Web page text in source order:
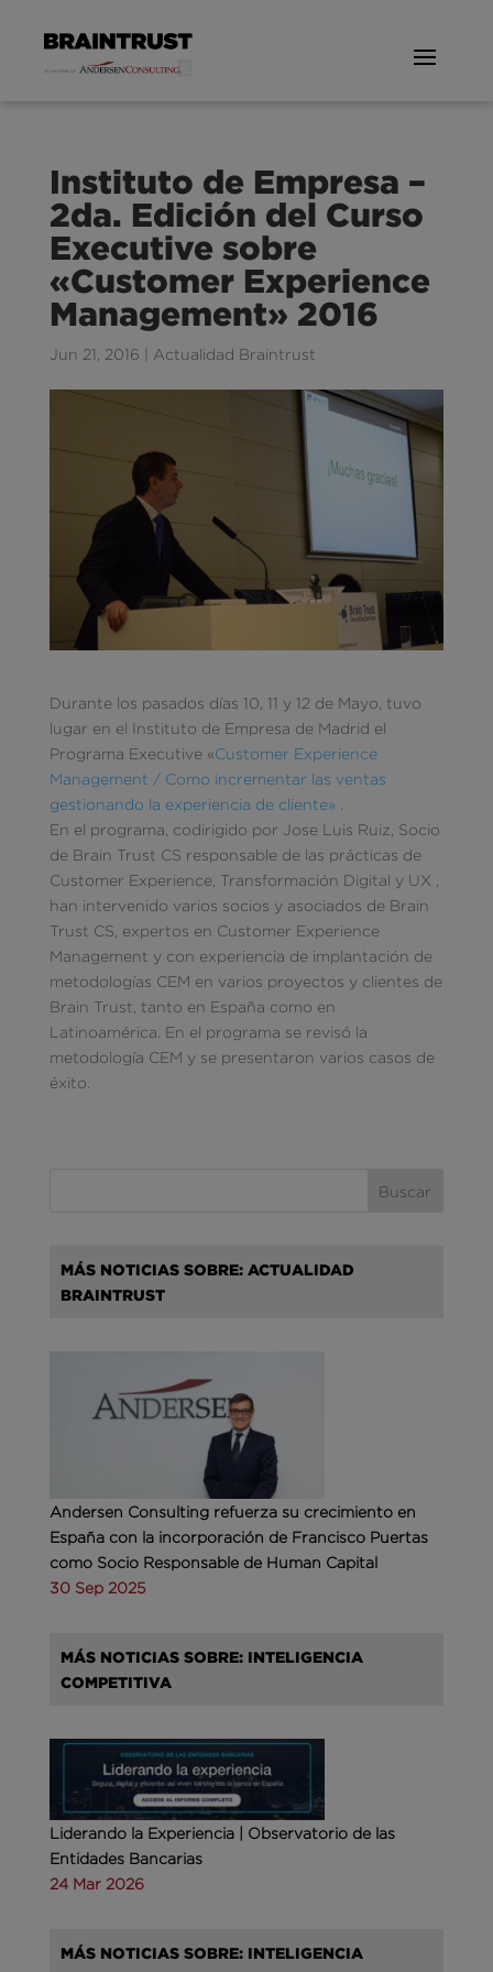
Instituto de Empresa –
2da. Edición del Curso
Executive sobre
«Customer Experience
Management» 2016
Jun 21, 2016 Actualidad Braintrust
Durante los pasados días 10, 11 y 12 de Mayo, tuvo
lugar en el Instituto de Empresa de Madrid el
Programa Executive «Customer Experience
Management / Como incrementar las ventas
gestionando la experiencia de cliente».
En el programa, codirigido por Jose Luis Ruiz, Socio
de Brain Trust CS responsable de las prácticas de
Customer Experience, Transformación Digital y UX ,
han intervenido varios socios y asociados de Brain
Trust CS, expertos en Customer Experience
Management y con experiencia de implantación de
metodologías CEM en varios proyectos y clientes de
Brain Trust, tanto en España como en
Latinoamérica. En el programa se revisó la
metodología CEM y se presentaron varios casos de
éxito.
MÁS NOTICIAS SOBRE: ACTUALIDAD
BRAINTRUST
Andersen Consulting refuerza su crecimiento en
España con la incorporación de Francisco Puertas
como Socio Responsable de Human Capital
30 Sep 2025
MÁS NOTICIAS SOBRE: INTELIGENCIA
COMPETITIVA
Liderando la Experiencia | Observatorio de las
Entidades Bancarias
24 Mar 2026
MÁS NOTICIAS SOBRE: INTELIGENCIA